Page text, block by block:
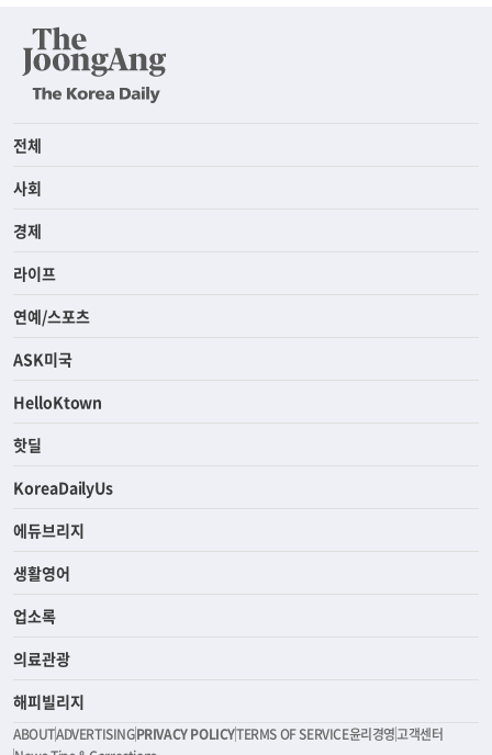
전체
사회
경제
라이프
연예/스포츠
ASK미국
HelloKtown
핫딜
KoreaDailyUs
에듀브리지
생활영어
업소록
의료관광
해피빌리지
ABOUTADVERTISINGPRIVACY POLICYTERMS OF SERVICE윤리경영고객센터